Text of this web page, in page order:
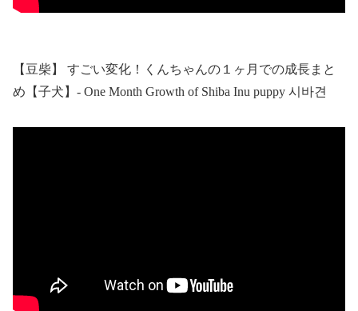
【豆柴】 すごい変化！くんちゃんの１ヶ月での成長まと
め【子犬】- One Month Growth of Shiba Inu puppy 시바견